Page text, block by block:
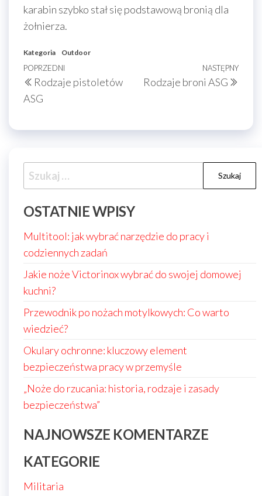
karabin szybko stał się podstawową bronią dla
żołnierza.
Kategoria Outdoor
Nawigacja
wpisu
Poprzedni
wpis
POPRZEDNI
Rodzaje pistoletów
ASG
NASTĘPNY
Rodzaje broni ASG
Szukaj:
OSTATNIE WPISY
Multitool: jak wybrać narzędzie do pracy i
codziennych zadań
Jakie noże Victorinox wybrać do swojej domowej
kuchni?
Przewodnik po nożach motylkowych: Co warto
wiedzieć?
Okulary ochronne: kluczowy element
bezpieczeństwa pracy w przemyśle
„Noże do rzucania: historia, rodzaje i zasady
bezpieczeństwa”
NAJNOWSZE KOMENTARZE
KATEGORIE
Militaria